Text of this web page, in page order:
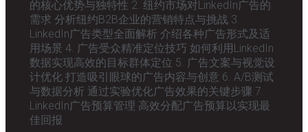
的核心优势与独特性 2. 纽约市场对LinkedIn广告的
需求 分析纽约B2B企业的营销特点与挑战 3.
LinkedIn广告类型全面解析 介绍各种广告形式及适
用场景 4. 广告受众精准定位技巧 如何利用LinkedIn
数据实现高效的目标群体定位 5. 广告文案与视觉设
计优化 打造吸引眼球的广告内容与创意 6. A/B测试
与数据分析 通过实验优化广告效果的关键步骤 7.
LinkedIn广告预算管理 高效分配广告预算以实现最
佳回报